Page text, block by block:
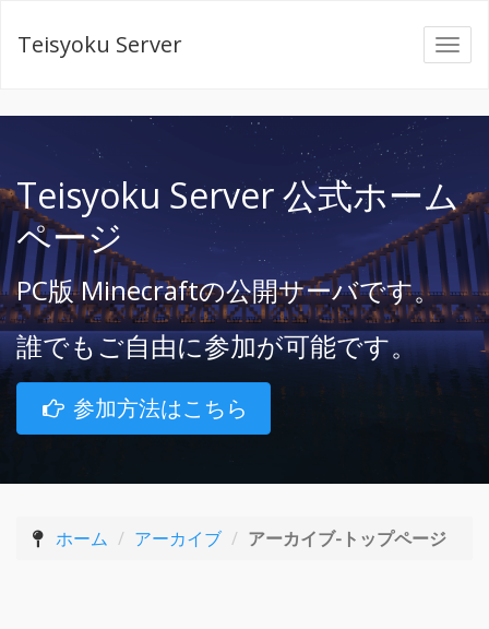
Teisyoku Server
Teisyoku Server 公式ホーム
ページ
PC版 Minecraftの公開サーバです。
誰でもご自由に参加が可能です。
参加方法はこちら
ホーム アーカイブ アーカイブ-トップページ